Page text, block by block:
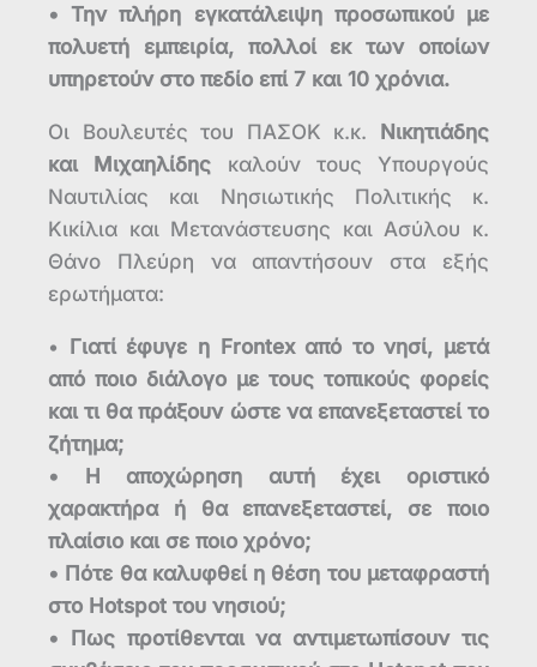
• Την πλήρη εγκατάλειψη προσωπικού με
πολυετή εμπειρία, πολλοί εκ των οποίων
υπηρετούν στο πεδίο επί 7 και 10 χρόνια.
Οι Βουλευτές του ΠΑΣΟΚ κ.κ. Νικητιάδης
και Μιχαηλίδης καλούν τους Υπουργούς
Ναυτιλίας και Νησιωτικής Πολιτικής κ.
Κικίλια και Μετανάστευσης και Ασύλου κ.
Θάνο Πλεύρη να απαντήσουν στα εξής
ερωτήματα:
• Γιατί έφυγε η Frontex από το νησί, μετά
από ποιο διάλογο με τους τοπικούς φορείς
και τι θα πράξουν ώστε να επανεξεταστεί το
ζήτημα;
• Η αποχώρηση αυτή έχει οριστικό
χαρακτήρα ή θα επανεξεταστεί, σε ποιο
πλαίσιο και σε ποιο χρόνο;
• Πότε θα καλυφθεί η θέση του μεταφραστή
στο Hotspot του νησιού;
• Πως προτίθενται να αντιμετωπίσουν τις